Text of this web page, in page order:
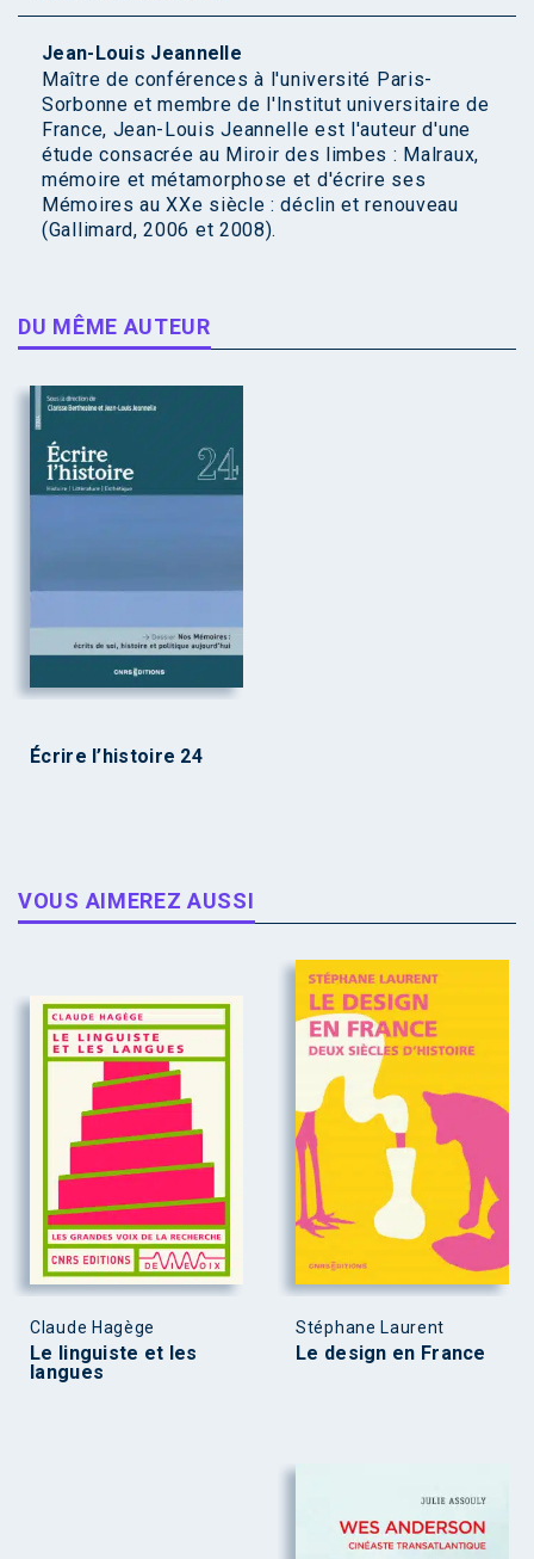
Jean-Louis Jeannelle
Maître de conférences à l'université Paris-
Sorbonne et membre de l'Institut universitaire de
France, Jean-Louis Jeannelle est l'auteur d'une
étude consacrée au Miroir des limbes : Malraux,
mémoire et métamorphose et d'écrire ses
Mémoires au XXe siècle : déclin et renouveau
(Gallimard, 2006 et 2008).
DU MÊME AUTEUR
Écrire l’histoire 24
VOUS AIMEREZ AUSSI
Claude Hagège
Le linguiste et les
langues
Stéphane Laurent
Le design en France